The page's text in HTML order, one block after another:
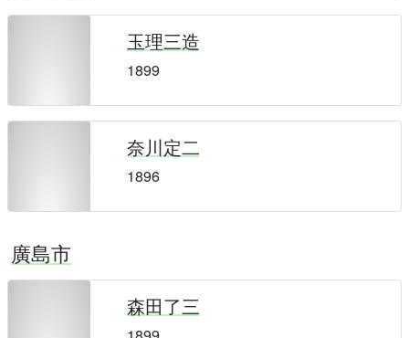
玉理三造
1899
奈川定二
1896
廣島市
森田了三